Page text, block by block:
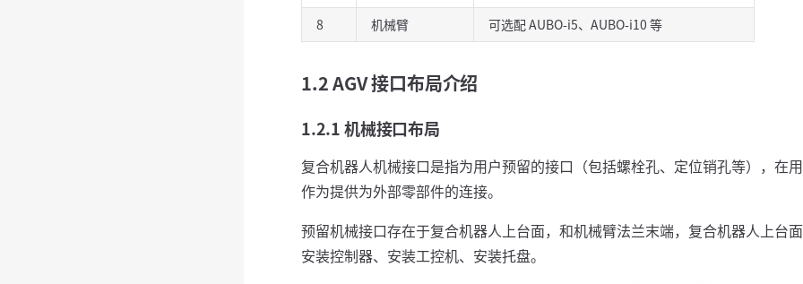
8
机械臂 可选配 AUBO-i5、AUBO-i10 等
1.2 AGV 接口布局介绍
1.2.1 机械接口布局
复合机器人机械接口是指为用户预留的接口（包括螺栓孔、定位销孔等），在
作为提供为外部零部件的连接。
预留机械接口存在于复合机器人上台面，和机械臂法兰末端，复合机器人上台
安装控制器、安装工控机、安装托盘。